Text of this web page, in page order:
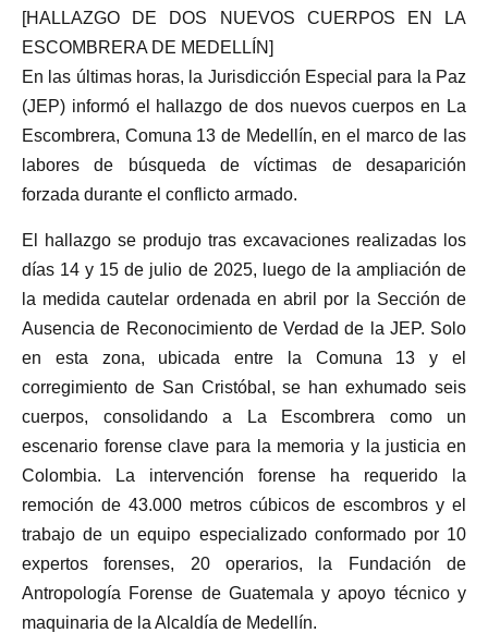
[HALLAZGO DE DOS NUEVOS CUERPOS EN LA
ESCOMBRERA DE MEDELLÍN]
En las últimas horas, la Jurisdicción Especial para la Paz
(JEP) informó el hallazgo de dos nuevos cuerpos en La
Escombrera, Comuna 13 de Medellín, en el marco de las
labores de búsqueda de víctimas de desaparición
forzada durante el conflicto armado.
El hallazgo se produjo tras excavaciones realizadas los
días 14 y 15 de julio de 2025, luego de la ampliación de
la medida cautelar ordenada en abril por la Sección de
Ausencia de Reconocimiento de Verdad de la JEP. Solo
en esta zona, ubicada entre la Comuna 13 y el
corregimiento de San Cristóbal, se han exhumado seis
cuerpos, consolidando a La Escombrera como un
escenario forense clave para la memoria y la justicia en
Colombia. La intervención forense ha requerido la
remoción de 43.000 metros cúbicos de escombros y el
trabajo de un equipo especializado conformado por 10
expertos forenses, 20 operarios, la Fundación de
Antropología Forense de Guatemala y apoyo técnico y
maquinaria de la Alcaldía de Medellín.